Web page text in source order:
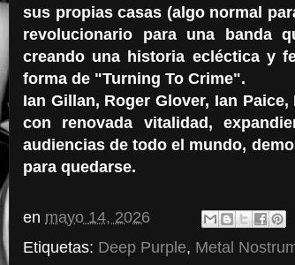
sus propias casas (algo normal
revolucionario para una banda
creando una historia ecléctica y
forma de "Turning To Crime".
Ian Gillan, Roger Glover, Ian
con renovada vitalidad,
audiencias de todo el mundo,
para quedarse.
en mayo 14, 2026
Etiquetas: Deep Purple, Metal